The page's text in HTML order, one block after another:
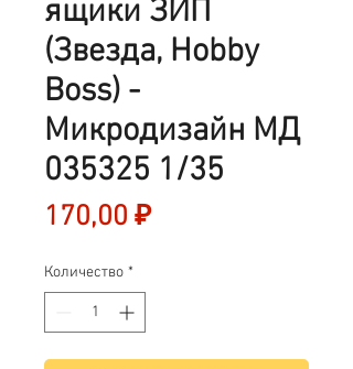
ящики ЗИП
(Звезда, Hobby
Boss) -
Микродизайн МД
035325 1/35
170,00 ₽Цена
Количество *